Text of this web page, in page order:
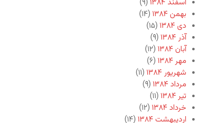
اسفند ۱۳۸۴
(۹)
بهمن ۱۳۸۴
(۱۴)
دی ۱۳۸۴
(۱۵)
آذر ۱۳۸۴
(۹)
آبان ۱۳۸۴
(۱۲)
مهر ۱۳۸۴
(۶)
شهریور ۱۳۸۴
(۱۱)
مرداد ۱۳۸۴
(۹)
تیر ۱۳۸۴
(۱۱)
خرداد ۱۳۸۴
(۱۲)
اردیبهشت ۱۳۸۴
(۱۴)